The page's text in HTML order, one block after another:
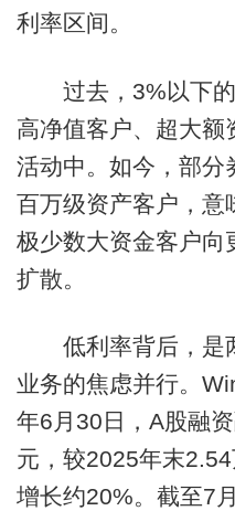
利率区间。
过去，3%以下的
高净值客户、超大额
活动中。如今，部分
百万级资产客户，意
极少数大资金客户向
扩散。
低利率背后，是
业务的焦虑并行。
年6月30日，A股融
元，较2025年末
增长约20%。截至7